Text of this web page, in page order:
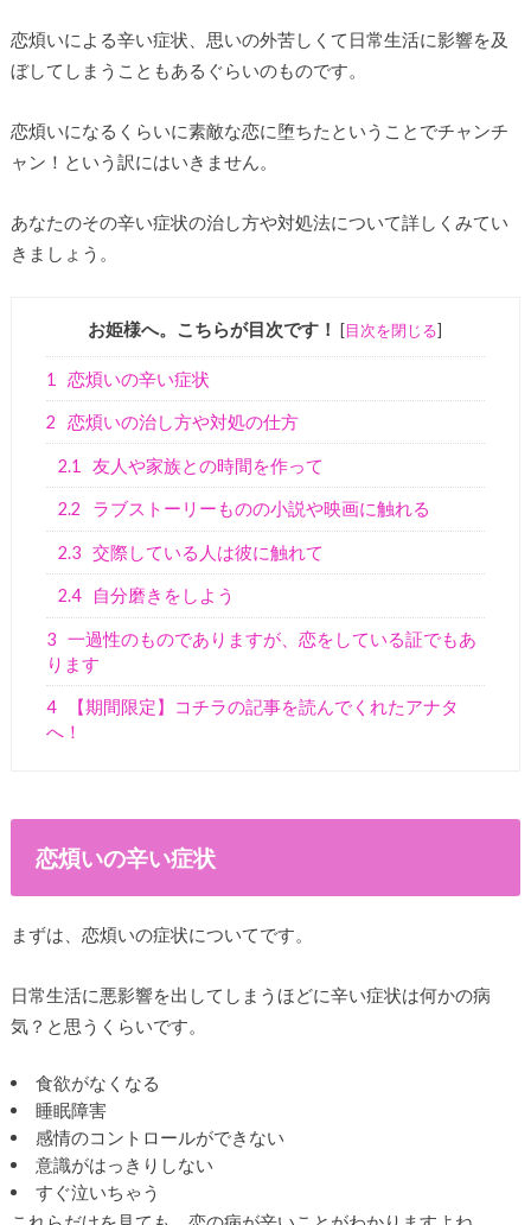
恋煩いによる辛い症状、思いの外苦しくて日常生活に影響を及
ぼしてしまうこともあるぐらいのものです。
恋煩いになるくらいに素敵な恋に堕ちたということでチャンチ
ャン！という訳にはいきません。
あなたのその辛い症状の治し方や対処法について詳しくみてい
きましょう。
お姫様へ。こちらが目次です！ [目次を閉じる]
1 恋煩いの辛い症状
2 恋煩いの治し方や対処の仕方
2.1 友人や家族との時間を作って
2.2 ラブストーリーものの小説や映画に触れる
2.3 交際している人は彼に触れて
2.4 自分磨きをしよう
3 一過性のものでありますが、恋をしている証でもあ
ります
4
【期間限定】コチラの記事を読んでくれたアナタ
へ！
恋煩いの辛い症状
まずは、恋煩いの症状についてです。
日常生活に悪影響を出してしまうほどに辛い症状は何かの病
気？と思うくらいです。
食欲がなくなる
睡眠障害
感情のコントロールができない
意識がはっきりしない
すぐ泣いちゃう